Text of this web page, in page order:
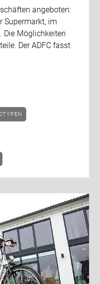
angeboten:
Supermarkt, im
Die Möglichkeiten
Der ADFC fasst